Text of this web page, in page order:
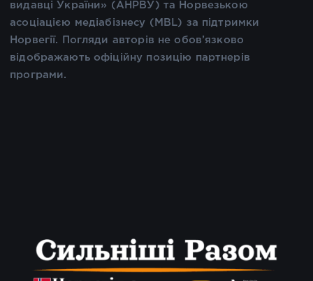
видавці України» (АНРВУ) та Норвезькою
асоціацією медіабізнесу (MBL) за підтримки
Норвегії. Погляди авторів не обов’язково
відображають офіційну позицію партнерів
програми.